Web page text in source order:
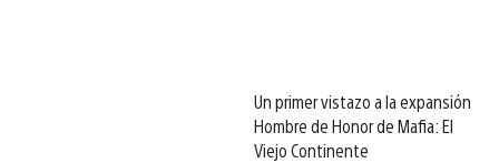
Un primer vistazo a la expansión
Hombre de Honor de Mafia: El
Viejo Continente